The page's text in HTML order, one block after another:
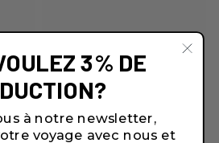
3% DE
à notre newsletter,
voyage avec nous et